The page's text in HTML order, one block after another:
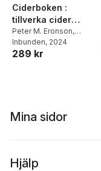
Ciderboken :
tillverka cider
hemma
Peter M. Eronson,
Magnus Vasilis
Inbunden, 2024
289 kr
Mina sidor
Hjälp